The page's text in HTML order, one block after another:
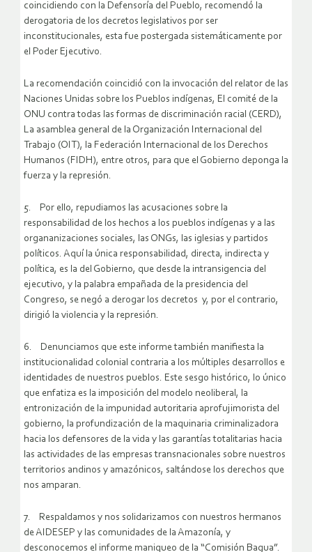
coincidiendo con la Defensoría del Pueblo, recomendó la
derogatoria de los decretos legislativos por ser
inconstitucionales, esta fue postergada sistemáticamente por
el Poder Ejecutivo.
La recomendación coincidió con la invocación del relator de las
Naciones Unidas sobre los Pueblos indígenas, El comité de la
ONU contra todas las formas de discriminación racial (CERD),
La asamblea general de la Organización Internacional del
Trabajo (OIT), la Federación Internacional de los Derechos
Humanos (FIDH), entre otros, para que el Gobierno deponga la
fuerza y la represión.
5. Por ello, repudiamos las acusaciones sobre la
responsabilidad de los hechos a los pueblos indígenas y a las
organanizaciones sociales, las ONGs, las iglesias y partidos
políticos. Aquí la única responsabilidad, directa, indirecta y
política, es la del Gobierno, que desde la intransigencia del
ejecutivo, y la palabra empañada de la presidencia del
Congreso, se negó a derogar los decretos y, por el contrario,
dirigió la violencia y la represión.
6. Denunciamos que este informe también manifiesta la
institucionalidad colonial contraria a los múltiples desarrollos e
identidades de nuestros pueblos. Este sesgo histórico, lo único
que enfatiza es la imposición del modelo neoliberal, la
entronización de la impunidad autoritaria aprofujimorista del
gobierno, la profundización de la maquinaria criminalizadora
hacia los defensores de la vida y las garantías totalitarias hacia
las actividades de las empresas transnacionales sobre nuestros
territorios andinos y amazónicos, saltándose los derechos que
nos amparan.
7. Respaldamos y nos solidarizamos con nuestros hermanos
de AIDESEP y las comunidades de la Amazonía, y
desconocemos el informe maniqueo de la “Comisión Bagua”.